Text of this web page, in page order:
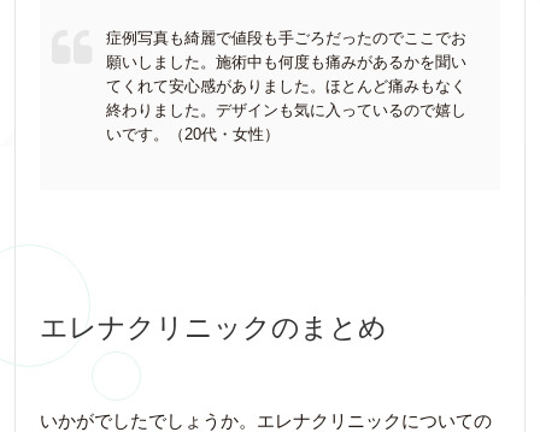
症例写真も綺麗で値段も手ごろだったのでここでお
願いしました。施術中も何度も痛みがあるかを聞い
てくれて安心感がありました。ほとんど痛みもなく
終わりました。デザインも気に入っているので嬉し
いです。（20代・女性）
エレナクリニックのまとめ
いかがでしたでしょうか。エレナクリニックについての